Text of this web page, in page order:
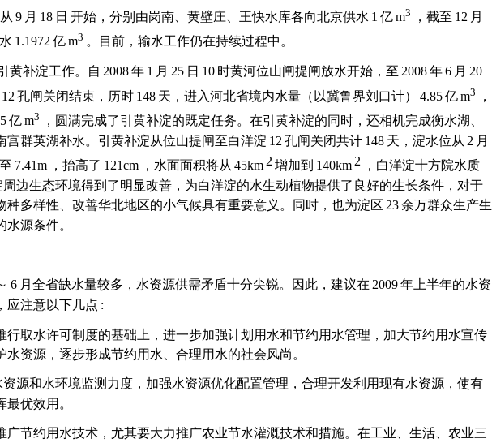
9 月 18 日 开始，分别由岗南、黄壁庄、王快水库各向北京供水 1 亿m3 ，截至 12 月
1.1972 亿m3 。目前，输水工作仍在持续过程中。
黄补淀工作。自 2008年 1 月 25 日 10 时黄河位山闸提闸放水开始，至 2008年6 月 20
12 孔闸关闭结束，历时 148 天，进入河北省境内水量（以冀鲁界刘口计） 4.85亿m3
，
亿m3
，圆满完成了引黄补淀的既定任务。在引黄补淀的同时，还相机完成衡水湖、
宫群英湖补水。引黄补淀从位山提闸至白洋淀 12 孔闸关闭共计 148 天，淀水位从 2 月
7.41m ，抬高了 121cm ，水面面积将从 45km 2 增加到 140km 2
，白洋淀十方院水质
边生态环境得到了明显改善，为白洋淀的水生动植物提供了良好的生长条件，对于
种多样性、改善华北地区的小气候具有重要意义。同时，也为淀区 23余万群众生产生
源条件。
6 月全省缺水量较多，水资源供需矛盾十分尖锐。因此，建议在 2009年上半年的水资
应注意以下几点 :
行取水许可制度的基础上，进一步加强计划用水和节约用水管理，加大节约用水宣传
水资源，逐步形成节约用水、合理用水的社会风尚。
资源和水环境监测力度，加强水资源优化配置管理，合理开发利用现有水资源，使有
最优效用。
广节约用水技术，尤其要大力推广农业节水灌溉技术和措施。在工业、生活、农业三